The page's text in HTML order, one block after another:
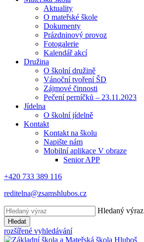
Aktuality
O mateřské škole
Dokumenty
Prázdninový provoz
Fotogalerie
Kalendář akcí
Družina
O školní družině
Vánoční tvoření ŠD
Zájmové činnosti
Pečení perníčků – 23.11.2023
Jídelna
O školní jídelně
Kontakt
Kontakt na školu
Napište nám
Mobilní aplikace V obraze
Senior APP
+420 733 389 116
reditelna@zsamshlubos.cz
Hledaný výraz
Hledat
rozšířené vyhledávání